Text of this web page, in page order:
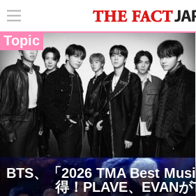
Topic
BTS、「2026 TMA Best
得！PLAVE、EVAN